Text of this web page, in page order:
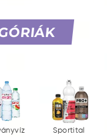
Sportital